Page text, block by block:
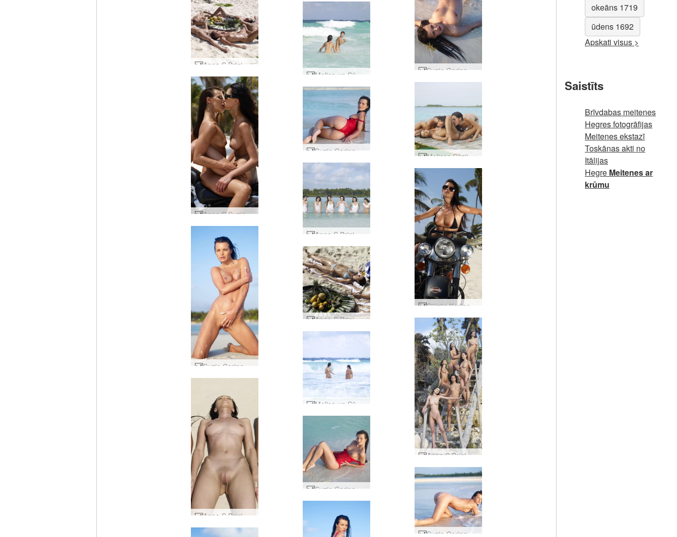
Suzie Carina kailā pludmale #14
Anna S Brigi Melissa Suzie Suzie Carina Formation #5
Anna S Suzie Carina Harley Davidson #69
Anna S Brigi Melissa Muriel Suzie Suzie Carina pikniks Meksikā 1. daļa #19
Anna S Brigi Muriel Melissa Suzie un Suzie Carina saullēkts #48
okeāns 1719
ūdens 1692
Apskati visus >
Saistīts
Brīvdabas meitenes
Hegres fotogrāfijas
Meitenes ekstazī
Toskānas akti no
Itālijas
Hegre Meitenes ar
krūmu